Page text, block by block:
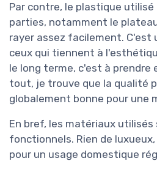
Par contre, le plastique
parties, notamment le
rayer assez facilement. C'est
ceux qui tiennent à
le long terme, c'est à prendre
tout, je trouve que la qualité
globalement bonne pour une
En bref, les matériaux
fonctionnels. Rien de
pour un usage domestique